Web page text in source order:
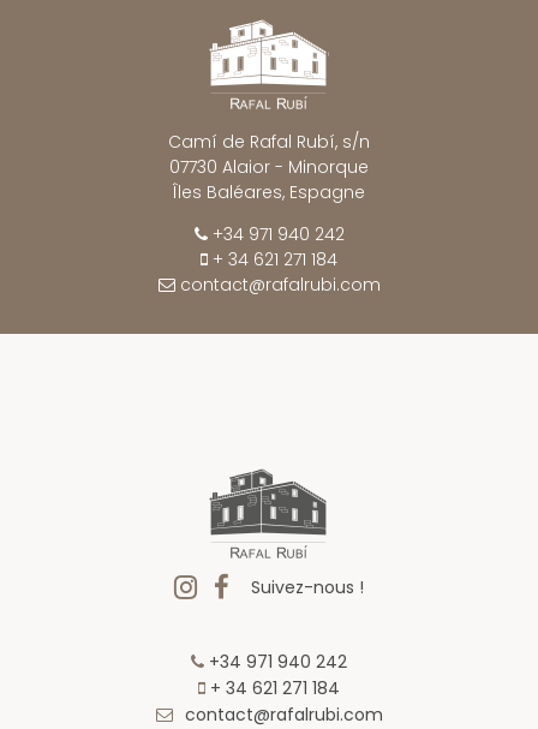
Camí de Rafal Rubí, s/n
07730 Alaior - Minorque
Îles Baléares, Espagne
+34 971 940 242
+ 34 621 271 184
contact@rafalrubi.com
Suivez-nous !
+34 971 940 242
+ 34 621 271 184
contact@rafalrubi.com